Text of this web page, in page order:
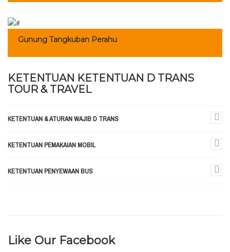
Gunung Tangkuban Perahu
KETENTUAN KETENTUAN D TRANS
TOUR & TRAVEL
KETENTUAN & ATURAN WAJIB D TRANS
KETENTUAN PEMAKAIAN MOBIL
KETENTUAN PENYEWAAN BUS
Like Our Facebook